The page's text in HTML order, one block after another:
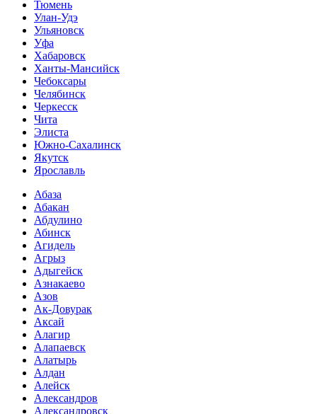
Тюмень
Улан-Удэ
Ульяновск
Уфа
Хабаровск
Ханты-Мансийск
Чебоксары
Челябинск
Черкесск
Чита
Элиста
Южно-Сахалинск
Якутск
Ярославль
Абаза
Абакан
Абдулино
Абинск
Агидель
Агрыз
Адыгейск
Азнакаево
Азов
Ак-Довурак
Аксай
Алагир
Алапаевск
Алатырь
Алдан
Алейск
Александров
Александровск